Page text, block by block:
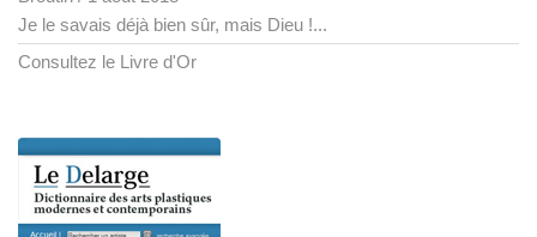
Je le savais déjà bien sûr, mais Dieu !...
Consultez le Livre d'Or